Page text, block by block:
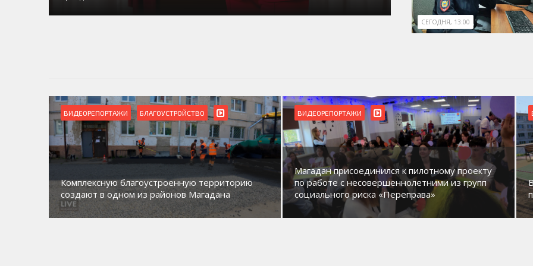
СЕГОДНЯ, 13:00
ВИДЕОРЕПОРТАЖИ БЛАГОУСТРОЙСТВО
Комплексную благоустроенную территорию
создают в одном из районов Магадана
ВИДЕОРЕПОРТАЖИ
Магадан присоединился к пилотному проекту
по работе с несовершеннолетними из групп
социального риска «Переправа»